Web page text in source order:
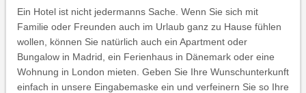
Ein Hotel ist nicht jedermanns Sache. Wenn Sie sich mit
Familie oder Freunden auch im Urlaub ganz zu Hause fühlen
wollen, können Sie natürlich auch ein Apartment oder
Bungalow in Madrid, ein Ferienhaus in Dänemark oder eine
Wohnung in London mieten. Geben Sie Ihre Wunschunterkunft
einfach in unsere Eingabemaske ein und verfeinern Sie so Ihre